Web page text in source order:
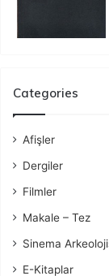
Categories
Afişler
Dergiler
Filmler
Makale – Tez
Sinema
E-Kitaplar